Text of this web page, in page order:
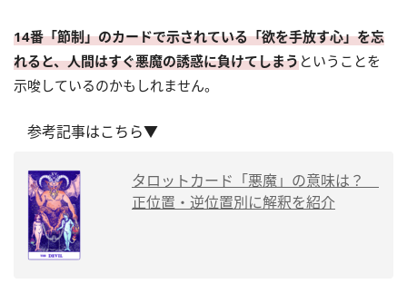
14番「節制」のカードで示されている「欲を手放す心」を忘
れると、人間はすぐ悪魔の誘惑に負けてしまうということを
示唆しているのかもしれません。
参考記事はこちら▼
タロットカード「悪魔」の意味は？
正位置・逆位置別に解釈を紹介